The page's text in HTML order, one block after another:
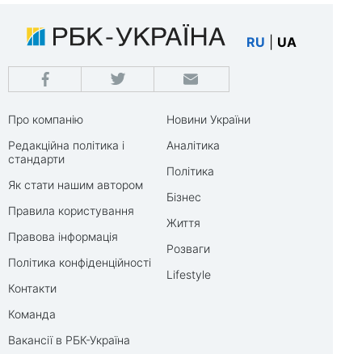
RU UA
Про компанію
Редакційна політика і
стандарти
Як стати нашим автором
Правила користування
Правова інформація
Політика конфіденційності
Контакти
Команда
Вакансії в РБК-Україна
Новини України
Аналітика
Політика
Бізнес
Життя
Розваги
Lifestyle